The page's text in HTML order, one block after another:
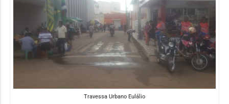
Travessa Urbano Eulálio